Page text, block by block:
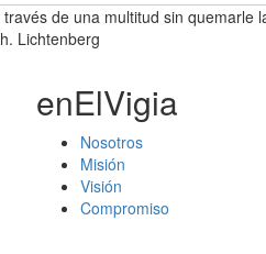
de una multitud sin quemarle
Lichtenberg
enElVigia
Nosotros
Misión
Visión
Compromiso